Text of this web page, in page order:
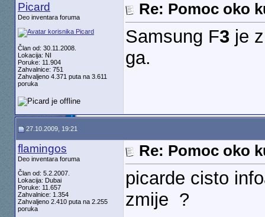
Picard
Deo inventara foruma
Član od: 30.11.2008.
Lokacija: NI
Poruke: 11.904
Zahvalnice: 751
Zahvaljeno 4.371 puta na 3.611
poruka
Re: Pomoc oko
Samsung F3je
ga.
27.10.2009, 19:21
flamingos
Deo inventara foruma
Član od: 5.2.2007.
Lokacija: Dubai
Poruke: 11.657
Zahvalnice: 1.354
Zahvaljeno 2.410 puta na 2.255
poruka
Re: Pomoc oko
picarde cisto
zmije ?